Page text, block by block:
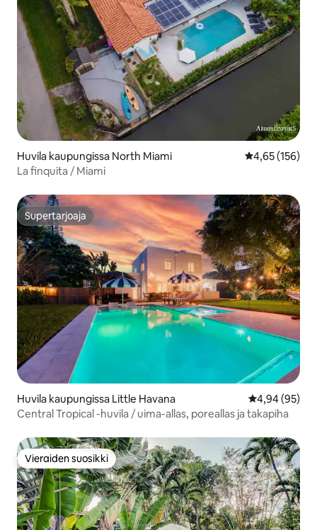
Huvila kaupungissa North Miami
4,65 (156)
La finquita / Miami
Supertarjoaja
Supertarjoaja
Huvila kaupungissa Little Havana
4,94 (95)
Central Tropical -huvila / uima-allas, poreallas ja takapiha
Vieraiden suosikki
Vieraiden suosikki